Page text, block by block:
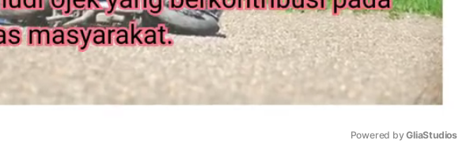
Powered by GliaStudios